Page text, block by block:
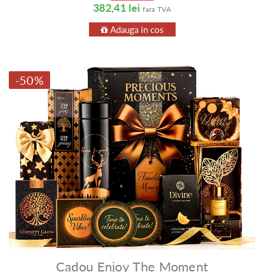
382,41 lei fara TVA
Adauga in cos
-50%
Cadou Enjoy The Moment